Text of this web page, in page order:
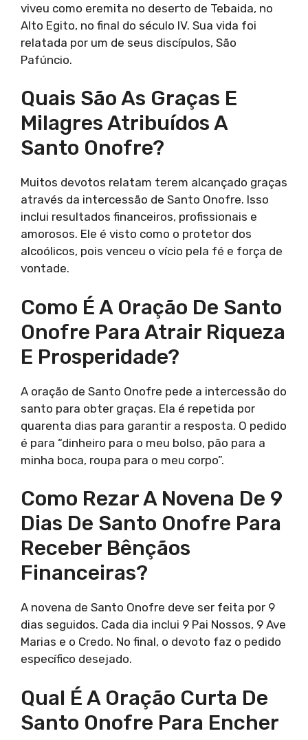
viveu como eremita no deserto de Tebaida, no
Alto Egito, no final do século IV. Sua vida foi
relatada por um de seus discípulos, São
Pafúncio.
Quais São As Graças E
Milagres Atribuídos A
Santo Onofre?
Muitos devotos relatam terem alcançado graças
através da intercessão de Santo Onofre. Isso
inclui resultados financeiros, profissionais e
amorosos. Ele é visto como o protetor dos
alcoólicos, pois venceu o vício pela fé e força de
vontade.
Como É A Oração De Santo
Onofre Para Atrair Riqueza
E Prosperidade?
A oração de Santo Onofre pede a intercessão do
santo para obter graças. Ela é repetida por
quarenta dias para garantir a resposta. O pedido
é para “dinheiro para o meu bolso, pão para a
minha boca, roupa para o meu corpo”.
Como Rezar A Novena De 9
Dias De Santo Onofre Para
Receber Bênçãos
Financeiras?
A novena de Santo Onofre deve ser feita por 9
dias seguidos. Cada dia inclui 9 Pai Nossos, 9 Ave
Marias e o Credo. No final, o devoto faz o pedido
específico desejado.
Qual É A Oração Curta De
Santo Onofre Para Encher